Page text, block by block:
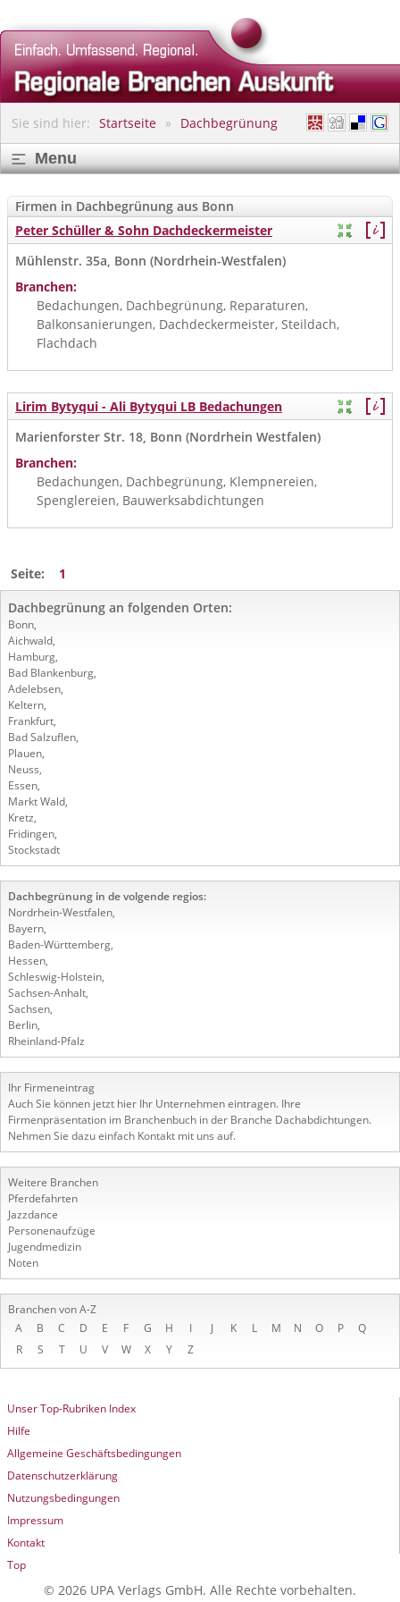
Sie sind hier: Startseite Dachbegrünung
Menu
Firmen in Dachbegrünung aus Bonn
Peter Schüller & Sohn Dachdeckermeister
Mühlenstr. 35a, Bonn (Nordrhein-Westfalen)
Branchen:
Bedachungen, Dachbegrünung, Reparaturen,
Balkonsanierungen, Dachdeckermeister, Steildach,
Flachdach
Lirim Bytyqui - Ali Bytyqui LB Bedachungen
Marienforster Str. 18, Bonn (Nordrhein Westfalen)
Branchen:
Bedachungen, Dachbegrünung, Klempnereien,
Spenglereien, Bauwerksabdichtungen
Seite:
1
Dachbegrünung an folgenden Orten:
Bonn,
Aichwald,
Hamburg,
Bad Blankenburg,
Adelebsen,
Keltern,
Frankfurt,
Bad Salzuflen,
Plauen,
Neuss,
Essen,
Markt Wald,
Kretz,
Fridingen,
Stockstadt
Dachbegrünung in de volgende regios:
Nordrhein-Westfalen,
Bayern,
Baden-Württemberg,
Hessen,
Schleswig-Holstein,
Sachsen-Anhalt,
Sachsen,
Berlin,
Rheinland-Pfalz
Ihr Firmeneintrag
Auch Sie können jetzt hier Ihr Unternehmen eintragen. Ihre
Firmenpräsentation im Branchenbuch in der Branche Dachabdichtungen.
Nehmen Sie dazu einfach Kontakt mit uns auf.
Weitere Branchen
Pferdefahrten
Jazzdance
Personenaufzüge
Jugendmedizin
Noten
Branchen von A-Z
A
B C D E F G H I J K L M N O P
Q
R
S T U V W X Y Z
Unser Top-Rubriken Index
Hilfe
Allgemeine Geschäftsbedingungen
Datenschutzerklärung
Nutzungsbedingungen
Impressum
Kontakt
Top
© 2026 UPA Verlags GmbH. Alle Rechte vorbehalten.